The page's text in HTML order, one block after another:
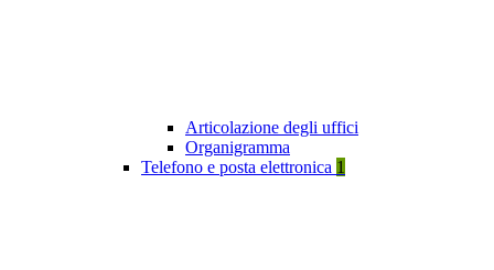
Articolazione degli uffici
Organigramma
Telefono e posta elettronica 1